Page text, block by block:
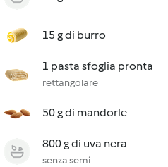
15 g di burro
1 pasta sfoglia pronta
rettangolare
50 g di mandorle
800 g di uva nera
senza semi